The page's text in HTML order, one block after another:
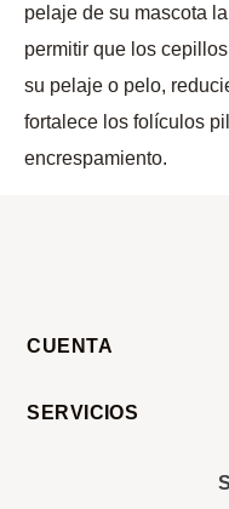
pelaje de su mascota
permitir que los
su pelaje o pelo,
fortalece los folículos
encrespamiento.
CUENTA
SERVICIOS